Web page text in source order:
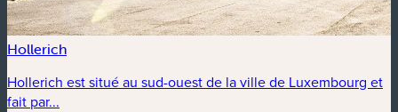
Hollerich
Hollerich est situé au sud-ouest de la ville de Luxembourg et
fait par...